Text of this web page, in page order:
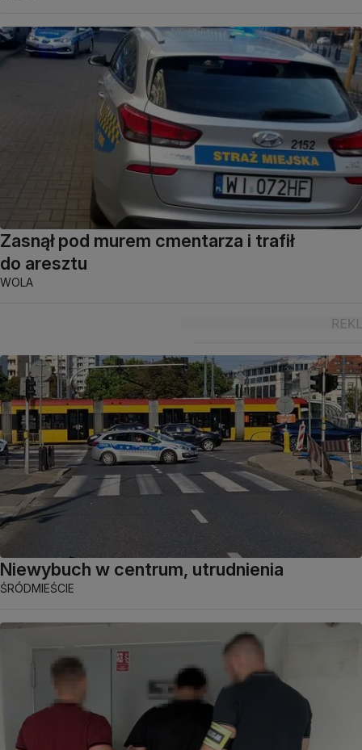
Zasnął pod murem cmentarza i trafił
do aresztu
WOLA
Niewybuch w centrum, utrudnienia
ŚRÓDMIEŚCIE